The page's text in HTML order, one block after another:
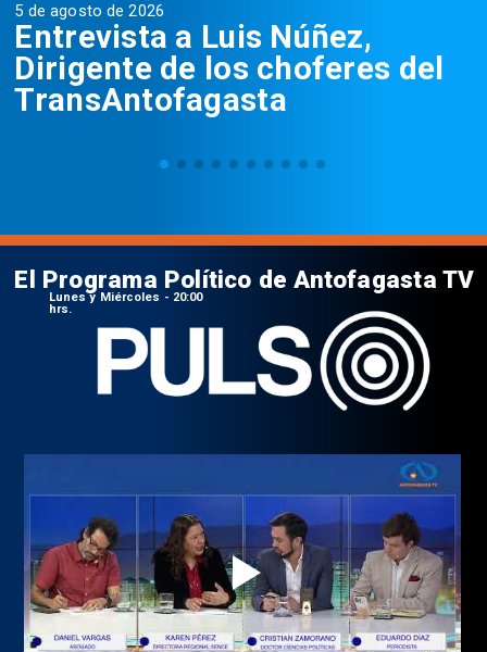
5 de agosto de 2026
Entrevista a Luis Núñez,
Dirigente de los choferes del
TransAntofagasta
El Programa Político de Antofagasta TV
Lunes y Miércoles - 20:00
hrs.